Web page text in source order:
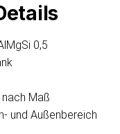
0,5
nach Maß
und Außenbereich